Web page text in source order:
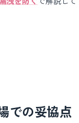
での妥協点